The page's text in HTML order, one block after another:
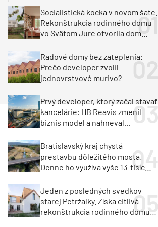
Klimatizácia a vetranie
Milan Murcka
Socialistická kocka v novom šate.
Rekonštrukcia rodinného domu
vo Svätom Jure otvorila dom
Radové domy bez zateplenia:
Prečo developer zvolil
jednovrstvové murivo?
Prvý developer, ktorý začal stavať
kancelárie: HB Reavis zmenil
biznis model a nahneval
Bratislavský kraj chystá
prestavbu dôležitého mosta.
Denne ho využíva vyše 13-tisíc
Jeden z posledných svedkov
starej Petržalky. Získa citlivá
rekonštrukcia rodinného domu